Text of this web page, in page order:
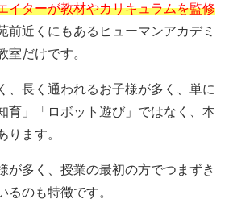
イターが教材やカリキュラムを監修
前近くにもあるヒューマンアカデミ
室だけです。
、長く通われるお子様が多く、単に
育」「ロボット遊び」ではなく、本
ります。
が多く、授業の最初の方でつまずき
るのも特徴です。